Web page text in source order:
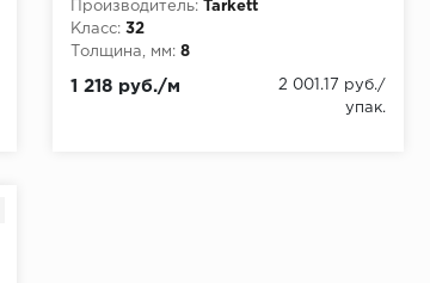
Производитель:
Tarkett
Класс: 32
Толщина, мм: 8
1 218 руб./м
2 001.17 руб./
упак.